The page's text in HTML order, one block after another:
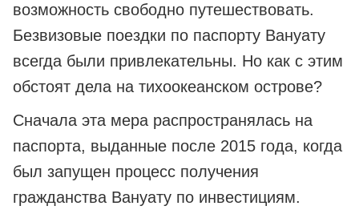
возможность свободно путешествовать.
Безвизовые поездки по паспорту Вануату
всегда были привлекательны. Но как с этим
обстоят дела на тихоокеанском острове?
Сначала эта мера распространялась на
паспорта, выданные после 2015 года, когда
был запущен процесс получения
гражданства Вануату по инвестициям.